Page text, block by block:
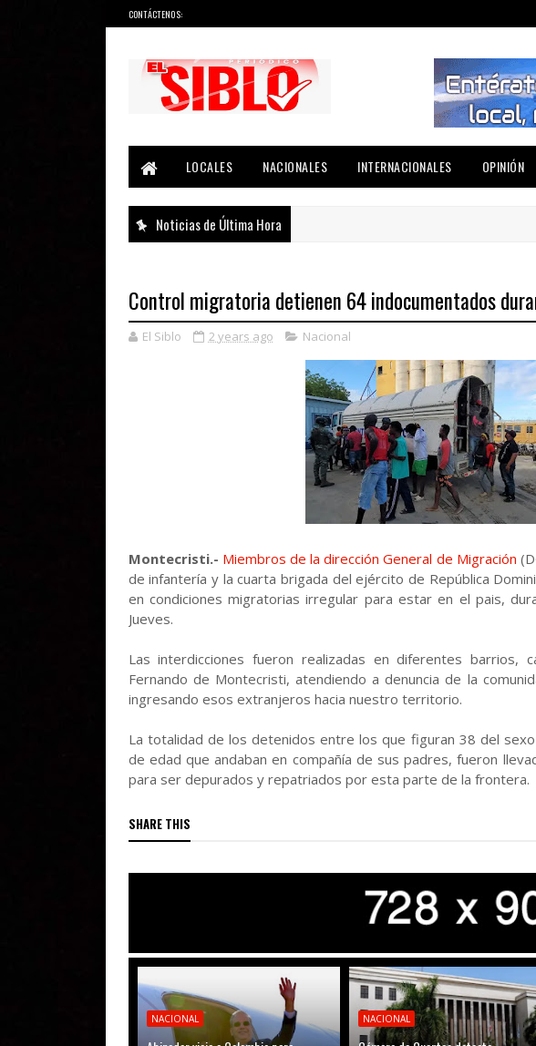
CONTÁCTENOS:
LOCALES
NACIONALES INTERNACIONALES OPINIÓN
Noticias de Última Hora
Control migratoria detienen 64 indocumentados
El Siblo 2 years ago Nacional
Montecristi.- Miembros de la dirección General de Migración
de infantería y la cuarta brigada del ejército de República
en condiciones migratorias irregular para estar en el pais,
Jueves.
Las interdicciones fueron realizadas en diferentes barrios,
Fernando de Montecristi, atendiendo a denuncia de la
ingresando esos extranjeros hacia nuestro territorio.
La totalidad de los detenidos entre los que figuran 38 del
de edad que andaban en compañía de sus padres, fueron
para ser depurados y repatriados por esta parte de la frontera.
SHARE THIS
NACIONAL NACIONAL